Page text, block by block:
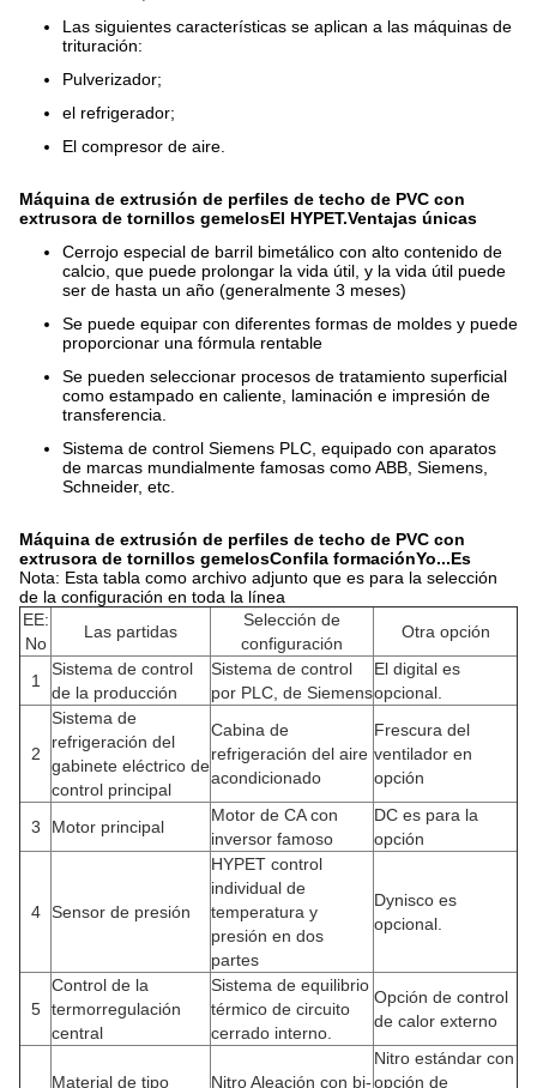
Las siguientes características se aplican a las máquinas de
trituración:
Pulverizador;
el refrigerador;
El compresor de aire.
Máquina de extrusión de perfiles de techo de PVC con
extrusora de tornillos gemelosEl HYPET.Ventajas únicas
Cerrojo especial de barril bimetálico con alto contenido de
calcio, que puede prolongar la vida útil, y la vida útil puede
ser de hasta un año (generalmente 3 meses)
Se puede equipar con diferentes formas de moldes y puede
proporcionar una fórmula rentable
Se pueden seleccionar procesos de tratamiento superficial
como estampado en caliente, laminación e impresión de
transferencia.
Sistema de control Siemens PLC, equipado con aparatos
de marcas mundialmente famosas como ABB, Siemens,
Schneider, etc.
Máquina de extrusión de perfiles de techo de PVC con
extrusora de tornillos gemelosConfila formaciónYo...Es
Nota: Esta tabla como archivo adjunto que es para la selección
de la configuración en toda la línea
EE:
No
Las partidas
Selección de
configuración
Otra opción
1
Sistema de control
de la producción
Sistema de control
por PLC, de Siemens
El digital es
opcional.
2
Sistema de
refrigeración del
gabinete eléctrico de
control principal
Cabina de
refrigeración del aire
acondicionado
Frescura del
ventilador en
opción
3 Motor principal
Motor de CA con
inversor famoso
DC es para la
opción
4 Sensor de presión
HYPET control
individual de
temperatura y
presión en dos
partes
Dynisco es
opcional.
5
Control de la
termorregulación
central
Sistema de equilibrio
térmico de circuito
cerrado interno.
Opción de control
de calor externo
Material de tipo
Nitro Aleación con bi-
Nitro estándar con
opción de